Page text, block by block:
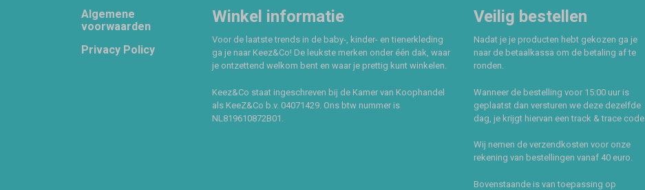
Footer
Algemene
voorwaarden
Privacy Policy
Winkel informatie
Voor de laatste trends in de baby-, kinder- en tienerkleding
ga je naar Keez&Co! De leukste merken onder één dak, waar
je ontzettend welkom bent en waar je prettig kunt winkelen.
Keez&Co staat ingeschreven bij de Kamer van Koophandel
als KeeZ&Co b.v. 04071429. Ons btw nummer is
NL819610872B01.
Veilig bestellen
Nadat je je producten hebt gekozen ga je
naar de betaalkassa om de betaling af te
ronden.
Wanneer de bestelling voor 15:00 uur is
geplaatst dan versturen we deze dezelfde
dag, je krijgt hiervan een track & trace code.
Wij nemen de verzendkosten voor onze
rekening van bestellingen vanaf 40 euro.
Bovenstaande is van toepassing op